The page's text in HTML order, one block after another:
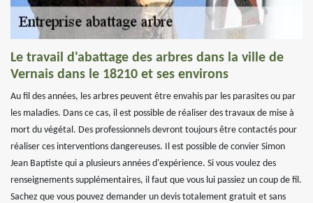
Le travail d'abattage des arbres dans la ville de
Vernais dans le 18210 et ses environs
Au fil des années, les arbres peuvent être envahis par les parasites ou par
les maladies. Dans ce cas, il est possible de réaliser des travaux de mise à
mort du végétal. Des professionnels devront toujours être contactés pour
réaliser ces interventions dangereuses. Il est possible de convier Simon
Jean Baptiste qui a plusieurs années d'expérience. Si vous voulez des
renseignements supplémentaires, il faut que vous lui passiez un coup de fil.
Sachez que vous pouvez demander un devis totalement gratuit et sans